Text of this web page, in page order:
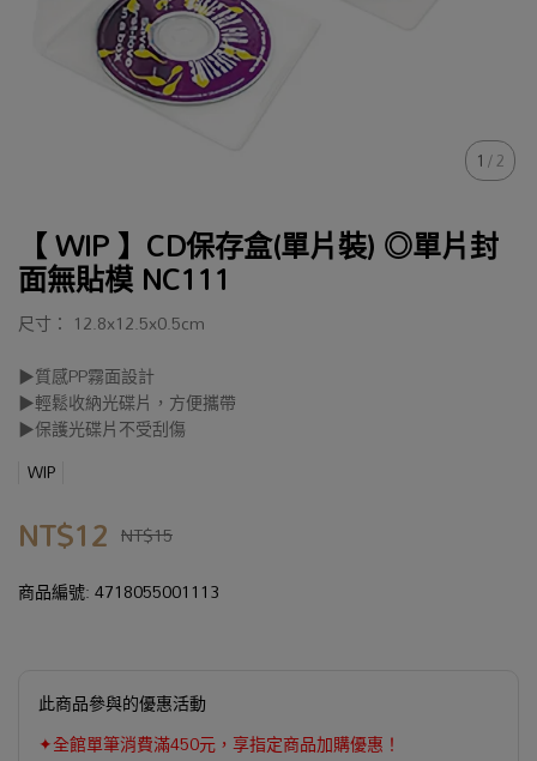
1/2
【 WIP 】CD保存盒(單片裝) ◎單片封
面無貼模 NC111
尺寸： 12.8x12.5x0.5cm
▶質感PP霧面設計
▶輕鬆收納光碟片，方便攜帶
▶保護光碟片不受刮傷
WIP
NT$12 NT$15
商品編號:4718055001113
此商品參與的優惠活動
✦全館單筆消費滿450元，享指定商品加購優惠！